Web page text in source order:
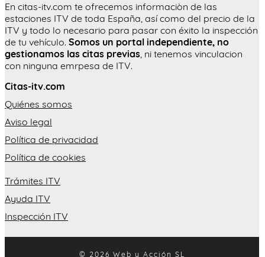
En citas-itv.com te ofrecemos informaciòn de las
estaciones ITV de toda España, así como del precio de la
ITV y todo lo necesario para pasar con éxito la inspección
de tu vehículo. Somos un portal independiente, no
gestionamos las citas previas, ni tenemos vinculacion
con ninguna emrpesa de ITV.
Citas-itv.com
Quiénes somos
Aviso legal
Política de privacidad
Política de cookies
Trámites ITV
Ayuda ITV
Inspección ITV
© 2026 Web y Acción SL